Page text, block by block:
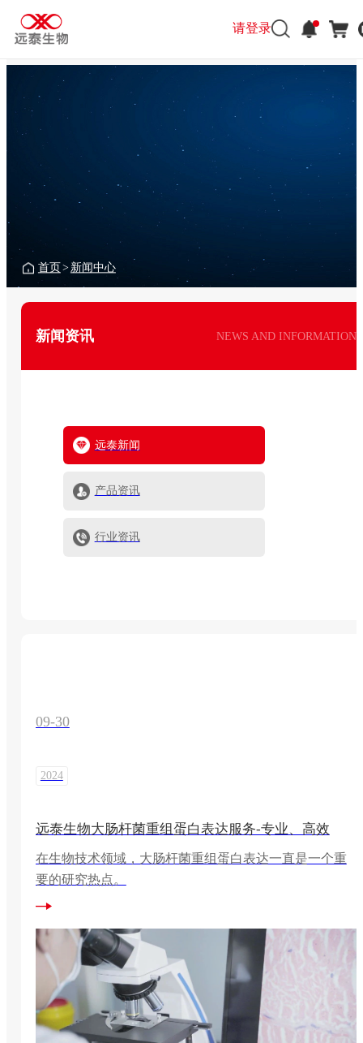
请登录
新闻资讯 NEWS AND INFORMATION
首页 > 新闻中心
远泰新闻
产品资讯
行业资讯
09-30
2024
远泰生物大肠杆菌重组蛋白表达服务-专业、高效
在生物技术领域，大肠杆菌重组蛋白表达一直是一个重
要的研究热点。